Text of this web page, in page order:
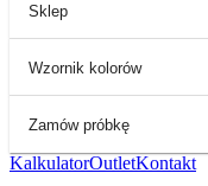
Sklep
Wzornik kolorów
Zamów próbkę
KalkulatorOutletKontakt